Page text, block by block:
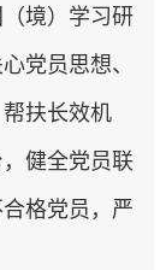
境）学习研
党员思想、
扶长效机
健全党员联
格党员，严